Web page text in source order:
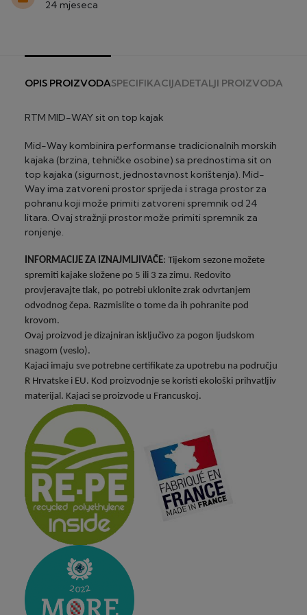
pedaline, tvrdi SUPovi, multigymi, bicikli i skuteri.
JEDNOKRATNO ILI NA RATE
CorvusPay servis za naplatu.
2-24 rate, minimalni iznos 100 €
Maestro® /Visa (Privredna banka Zagreb)
2-24 rate, minimalni iznos 100 €
MasterCard ®/Visa (Zagrebačka banka)
2-24 rate, minimalni iznos 100 €
Visa Premium Gold (Privredna banka Zagreb)
2-24 rate, minimalni iznos 100 €
Za narudžbe iznad 150€ – nema troška dostave - osim
za čvrste kajake, kanue i SUP-ove – 60€ po
za električne bicikle – 50€ po komadu
za ostale bicikle – 25€ po biciklu
za fitness spravu multigym i traku za trčanje – 30€
po komadu
ROK DOSTAVE
2 – 3 radna dana za artikle "na zalihi" (za glomaznu robu
do 5 radnih dana) - izuzetak su dostave na otoke
20-30 radna dana za artikle "dobavljivo na upit"
24 mjeseca
OPIS PROIZVODASPECIFIKACIJADETALJI PROIZVODA
RTM MID-WAY sit on top kajak
Mid-Way kombinira performanse tradicionalnih morskih
kajaka (brzina, tehničke osobine) sa prednostima sit on
top kajaka (sigurnost, jednostavnost korištenja). Mid-
Way ima zatvoreni prostor sprijeda i straga prostor za
pohranu koji može primiti zatvoreni spremnik od 24
litara. Ovaj stražnji prostor može primiti spremnik za
ronjenje.
INFORMACIJE ZA IZNAJMLJIVAČE: Tijekom sezone možete
spremiti kajake složene po 5 ili 3 za zimu. Redovito
provjeravajte tlak, po potrebi uklonite zrak odvrtanjem
odvodnog čepa. Razmislite o tome da ih pohranite pod
krovom.
Ovaj proizvod je dizajniran isključivo za pogon ljudskom
snagom (veslo).
Kajaci imaju sve potrebne certifikate za upotrebu na području
R Hrvatske i EU. Kod proizvodnje se koristi ekološki prihvatljiv
materijal. Kajaci se proizvode u Francuskoj.